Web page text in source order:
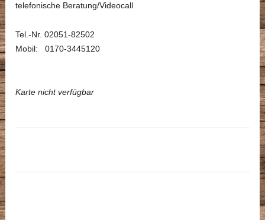
telefonische Beratung/Videocall
Tel.-Nr. 02051-82502
Mobil: 0170-3445120
Karte nicht verfügbar